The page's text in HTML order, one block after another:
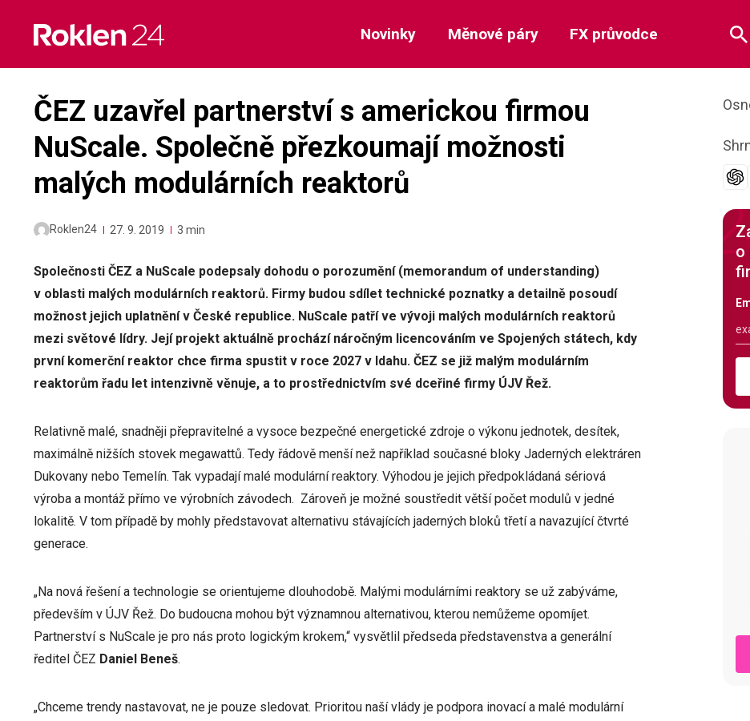
content
Novinky Měnové páry FX průvodce
ČEZ uzavřel partnerství s americkou firmou
NuScale. Společně přezkoumají možnosti
malých modulárních reaktorů
Roklen24 27. 9. 2019 3 min
Společnosti ČEZ a NuScale podepsaly dohodu o porozumění (memorandum of understanding)
v oblasti malých modulárních reaktorů. Firmy budou sdílet technické poznatky a detailně posoudí
možnost jejich uplatnění v České republice. NuScale patří ve vývoji malých modulárních reaktorů
mezi světové lídry. Její projekt aktuálně prochází náročným licencováním ve Spojených státech, kdy
první komerční reaktor chce firma spustit v roce 2027 v Idahu. ČEZ se již malým modulárním
reaktorům řadu let intenzivně věnuje, a to prostřednictvím své dceřiné firmy ÚJV Řež.
Relativně malé, snadněji přepravitelné a vysoce bezpečné energetické zdroje o výkonu jednotek, desítek,
maximálně nižších stovek megawattů. Tedy řádově menší než například současné bloky Jaderných elektráren
Dukovany nebo Temelín. Tak vypadají malé modulární reaktory. Výhodou je jejich předpokládaná sériová
výroba a montáž přímo ve výrobních závodech. Zároveň je možné soustředit větší počet modulů v jedné
lokalitě. V tom případě by mohly představovat alternativu stávajících jaderných bloků třetí a navazující čtvrté
generace.
„Na nová řešení a technologie se orientujeme dlouhodobě. Malými modulárními reaktory se už zabýváme,
především v ÚJV Řež. Do budoucna mohou být významnou alternativou, kterou nemůžeme opomíjet.
Partnerství s NuScale je pro nás proto logickým krokem,“ vysvětlil předseda představenstva a generální
ředitel ČEZ Daniel Beneš.
„Chceme trendy nastavovat, ne je pouze sledovat. Prioritou naší vlády je podpora inovací a malé modulární
o